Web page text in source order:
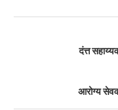
दंत्त
आरोग्य